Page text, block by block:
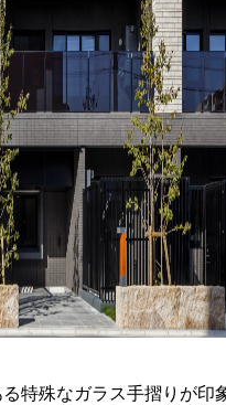
特殊なガラス手摺りが印